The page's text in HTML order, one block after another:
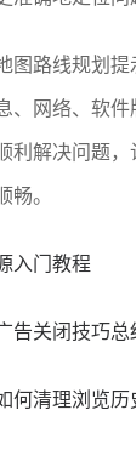
图路线规划
、网络、软
利解决问题
。
入门教程
告关闭技巧总
何清理浏览历